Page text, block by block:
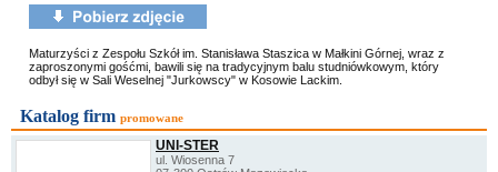
Maturzyści z Zespołu Szkół im. Stanisława Staszica w Małkini Górnej, wraz z
zaproszonymi gośćmi, bawili się na tradycyjnym balu studniówkowym, który
odbył się w Sali Weselnej "Jurkowscy" w Kosowie Lackim.
Katalog firm promowane
UNI-STER
ul. Wiosenna 7